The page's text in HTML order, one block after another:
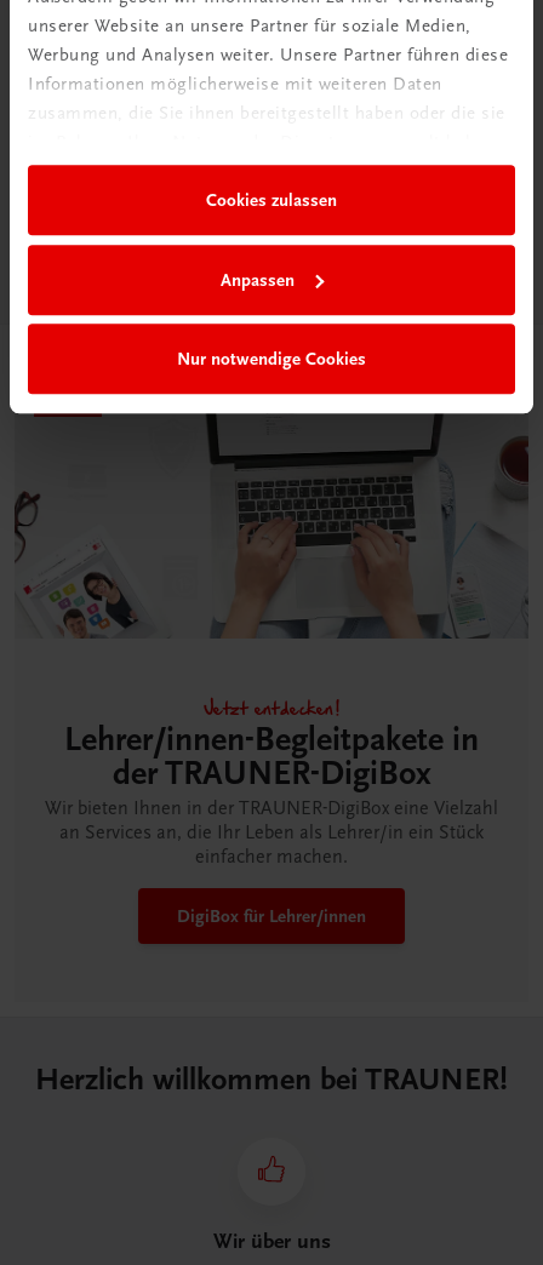
unserer Website an unsere Partner für soziale Medien,
Werbung und Analysen weiter. Unsere Partner führen diese
Informationen möglicherweise mit weiteren Daten
zusammen, die Sie ihnen bereitgestellt haben oder die sie
Cookies zulassen
Anpassen
Nur notwendige Cookies
Neu in der DigiBox
Klassenzimmer“
Mehr dazu
Jetzt entdecken!
Lehrer/innen-Begleitpakete in
der TRAUNER-DigiBox
Wir bieten Ihnen in der TRAUNER-DigiBox eine Vielzahl
an Services an, die Ihr Leben als Lehrer/in ein Stück
einfacher machen.
DigiBox für Lehrer/innen
Herzlich willkommen bei TRAUNER!
Wir über uns